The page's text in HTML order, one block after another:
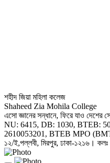
শহীদ জিয়া মহিলা কলেজ
Shaheed Zia Mohila College
এসো জ্ঞানের সন্ধানে, ফিরে যাও দেশের
NU: 6415, DB: 1030, BTEB:
2610053201, BTEB MPO
১২/ই,পল্লবী, মিরপুর, ঢাকা-১২১৬।